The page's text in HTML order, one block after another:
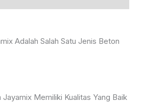
Adalah Salah Satu Jenis Beton
Memiliki Kualitas Yang Baik